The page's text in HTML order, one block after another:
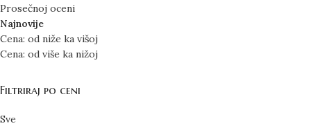
Prosečnoj oceni
Najnovije
Cena: od niže ka višoj
Cena: od više ka nižoj
Filtriraj po ceni
Sve